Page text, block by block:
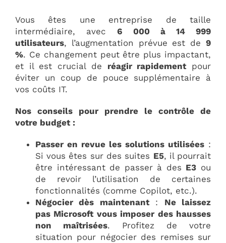
Vous êtes une entreprise de taille
intermédiaire, avec6 000 à 14 999
utilisateurs, l’augmentation prévue est de9
%. Ce changement peut être plus impactant,
et il est crucial de réagir rapidementpour
éviter un coup de pouce supplémentaire à
vos coûts IT.
Nos conseils pour prendre le contrôle de
votre budget :
Passer en revue les solutions utilisées :
Si vous êtes sur des suites E5, il pourrait
être intéressant de passer à des E3 ou
de revoir l’utilisation de certaines
fonctionnalités (comme Copilot, etc.).
Négocier dès maintenant: Ne laissez
pas Microsoft vous imposer des hausses
non maîtrisées. Profitez de votre
situation pour négocier des remises sur